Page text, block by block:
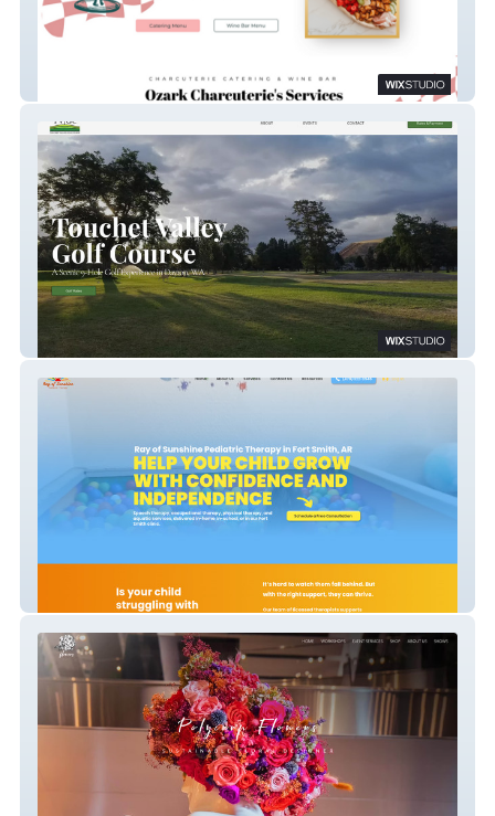
Ozark Charcuterie
Touchet Valley Golf Course
Ray Of Sunshine